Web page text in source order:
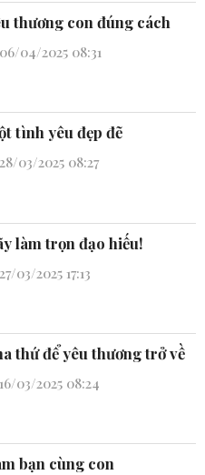
thương con đúng cách
06/04/2025 08:31
tình yêu đẹp đẽ
28/03/2025 08:27
làm trọn đạo hiếu!
27/03/2025 17:13
thứ để yêu thương trở về
16/03/2025 08:24
bạn cùng con